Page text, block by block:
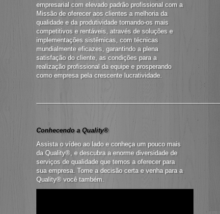
empresarial com elevado padrão profissional com a
Missão de oferecer aos clientes a melhoria da
qualidade e da produtividade tornando-os mais
competitivos e rentáveis, através de soluções e
implementações sistêmicas, com técnicas
mundialmente eficazes, garantindo a plena
satisfação do cliente, as condições para a
realização profissional da equipe e prosperando
como empresa pela crescente lucratividade.
Conhecendo a Quality®
Assista o vídeo ao lado e conheça um pouco mais
da Quality®, e descubra a enorme diversidade de
serviços de qualidade que temos a oferecer para
sua empresa. Tome a decisão certa e venha para a
Quality® você também.